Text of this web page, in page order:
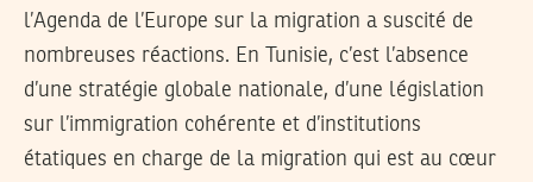
l’Agenda de l’Europe sur la migration a suscité de
nombreuses réactions. En Tunisie, c’est l’absence
d’une stratégie globale nationale, d’une législation
sur l’immigration cohérente et d’institutions
étatiques en charge de la migration qui est au cœur